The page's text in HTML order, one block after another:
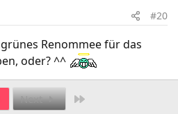
#20
Renommee für das
oder? ^^
Next